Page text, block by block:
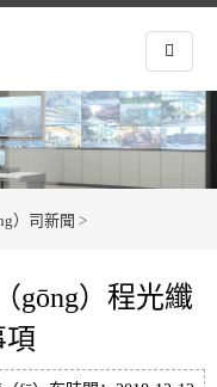
）司新聞 >
gōng）程光纖
項